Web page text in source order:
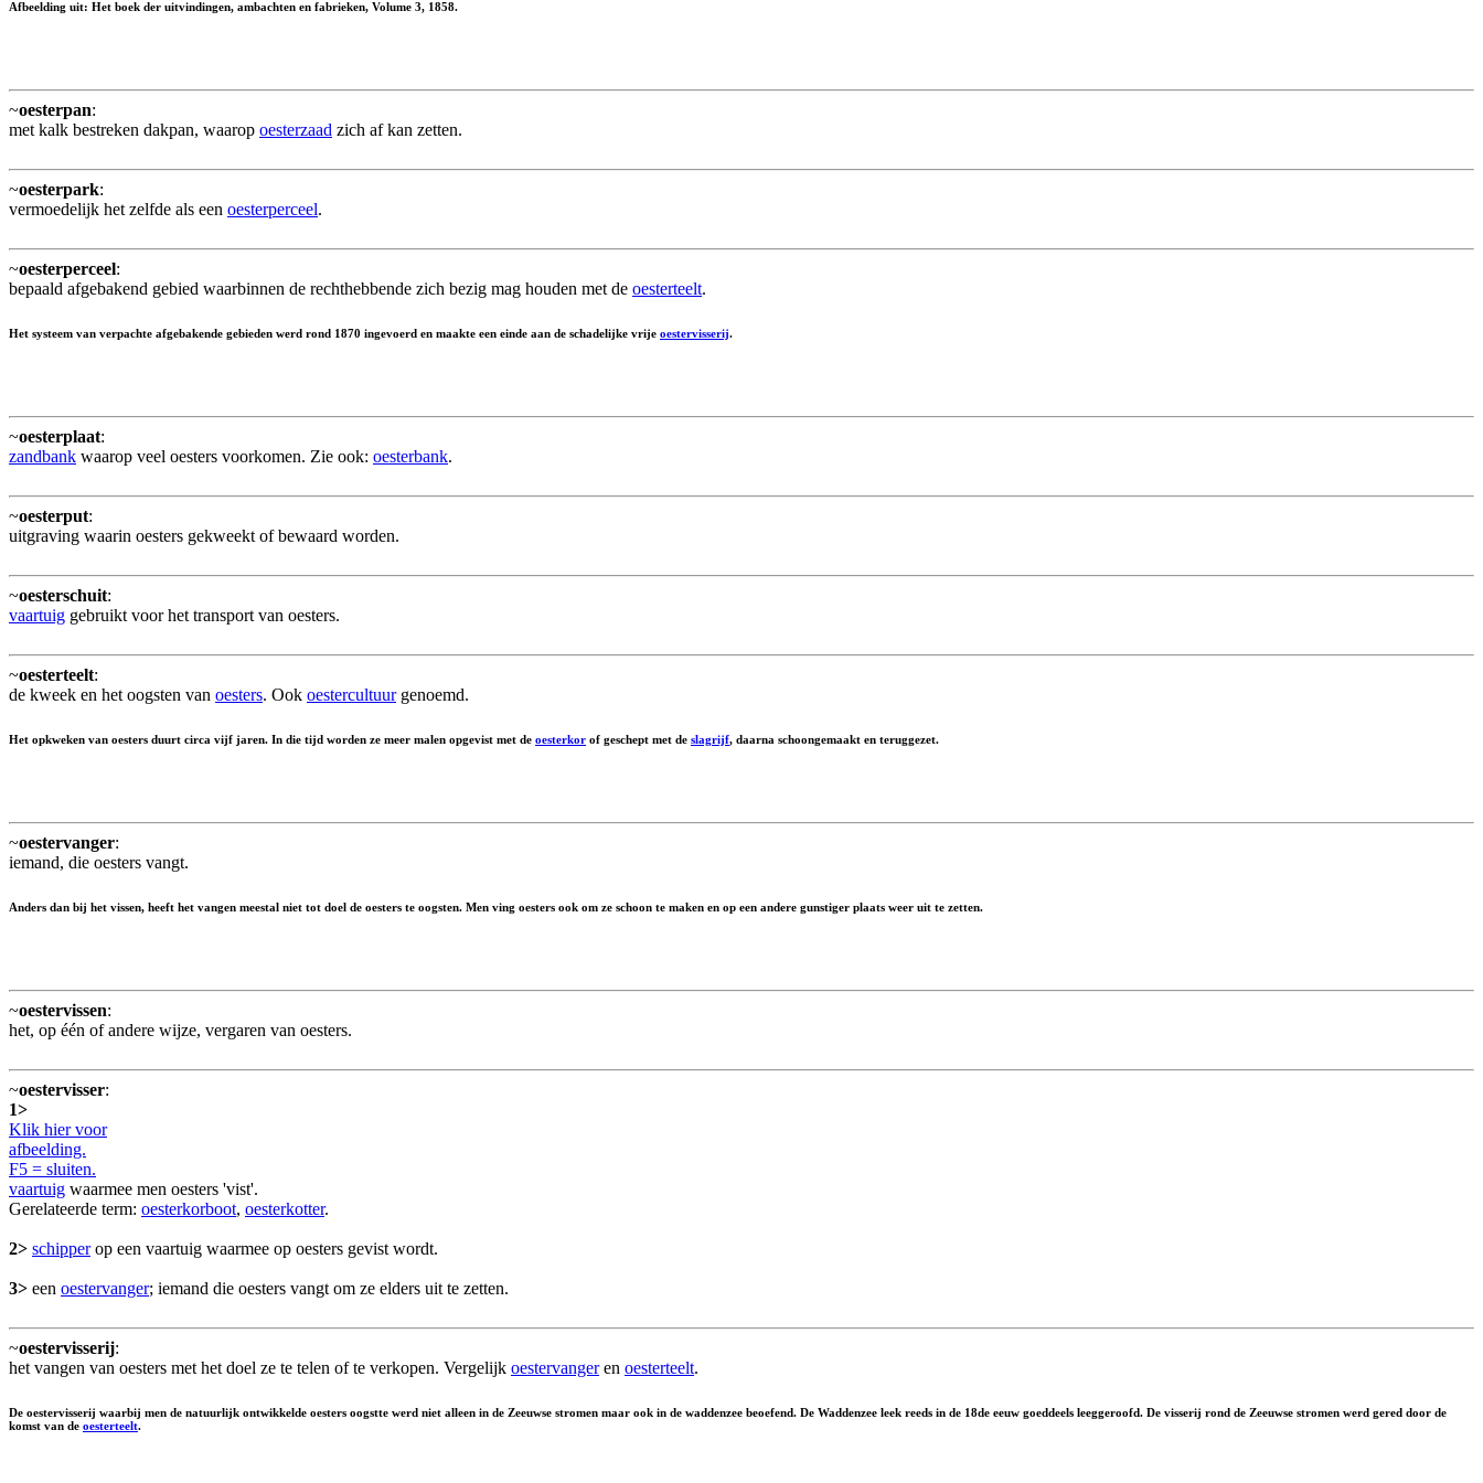
Afbeelding uit: Het boek der uitvindingen, ambachten en fabrieken, Volume 3, 1858.
~oesterpan:
met kalk bestreken dakpan, waarop oesterzaad zich af kan zetten.
~oesterpark:
vermoedelijk het zelfde als een oesterperceel.
~oesterperceel:
bepaald afgebakend gebied waarbinnen de rechthebbende zich bezig mag houden met de oesterteelt.
Het systeem van verpachte afgebakende gebieden werd rond 1870 ingevoerd en maakte een einde aan de schadelijke vrije oestervisserij.
~oesterplaat:
zandbank waarop veel oesters voorkomen. Zie ook: oesterbank.
~oesterput:
uitgraving waarin oesters gekweekt of bewaard worden.
~oesterschuit:
vaartuig gebruikt voor het transport van oesters.
~oesterteelt:
de kweek en het oogsten van oesters. Ook oestercultuurgenoemd.
Het opkweken van oesters duurt circa vijf jaren. In die tijd worden ze meer malen opgevist met de oesterkor of geschept met de slagrijf, daarna schoongemaakt en teruggezet.
~oestervanger:
iemand, die oesters vangt.
Anders dan bij het vissen, heeft het vangen meestal niet tot doel de oesters te oogsten. Men ving oesters ook om ze schoon te maken en op een andere gunstiger plaats weer uit te zetten.
~oestervissen:
het, op één of andere wijze, vergaren van oesters.
~oestervisser:
1>
Klik hier voor
afbeelding.
F5 = sluiten.
vaartuig waarmee men oesters 'vist'.
Gerelateerde term: oesterkorboot, oesterkotter.
2> schipperop een vaartuig waarmee op oesters gevist wordt.
3> een oestervanger; iemand die oesters vangt om ze elders uit te zetten.
~oestervisserij:
het vangen van oesters met het doel ze te telen of te verkopen. Vergelijk oestervangeren oesterteelt.
De oestervisserij waarbij men de natuurlijk ontwikkelde oesters oogstte werd niet alleen in de Zeeuwse stromen maar ook in de waddenzee beoefend. De Waddenzee leek reeds in de 18de eeuw goeddeels leeggeroofd. De visserij rond de Zeeuwse stromen werd gered door de
komst van de oesterteelt.